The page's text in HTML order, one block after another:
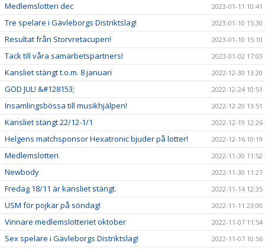
Medlemslotteri dec 2023-01-11 10:41
Tre spelare i Gävleborgs Distriktslag! 2023-01-10 15:30
Resultat från Storvretacupen! 2023-01-10 15:10
Tack till våra samarbetspartners! 2023-01-02 17:03
Kansliet stängt t.o.m. 8 januari 2022-12-30 13:20
GOD JUL! &#128153; 2022-12-24 10:51
Insamlingsbössa till musikhjälpen! 2022-12-20 13:51
Kansliet stängt 22/12-1/1 2022-12-19 12:26
Helgens matchsponsor Hexatronic bjuder på lotter! 2022-12-16 10:19
Medlemslotteri 2022-11-30 11:52
Newbody 2022-11-30 11:27
Fredag 18/11 är kansliet stängt. 2022-11-14 12:35
USM för pojkar på söndag! 2022-11-11 23:00
Vinnare medlemslotteriet oktober 2022-11-07 11:54
Sex spelare i Gävleborgs Distriktslag! 2022-11-07 10:56